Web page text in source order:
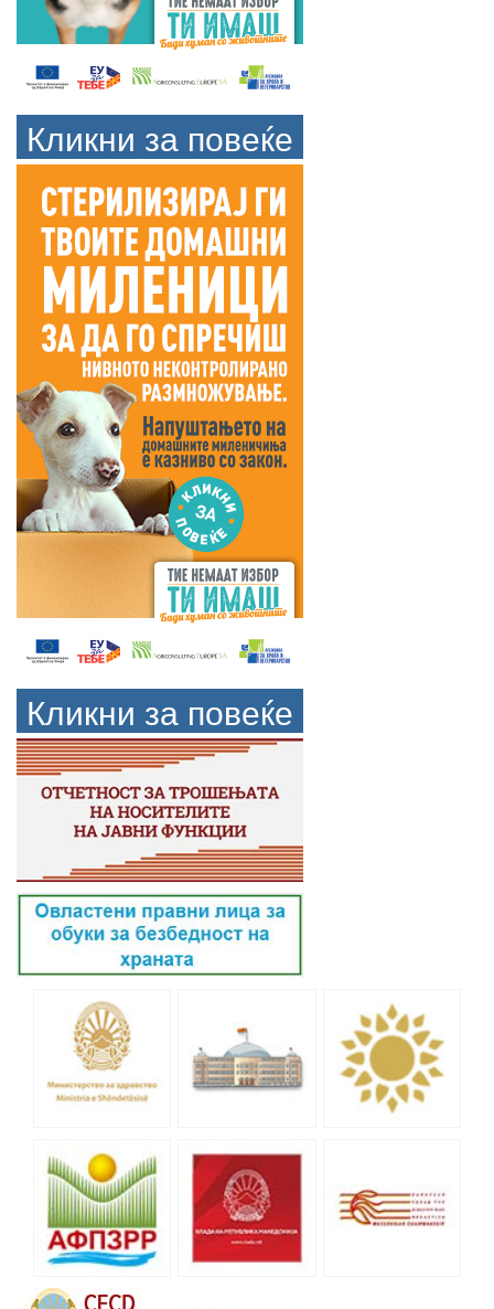
Кликни за повеќе
Кликни за повеќе